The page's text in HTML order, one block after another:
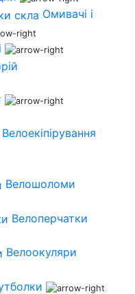
Омивачі і
Велоекіпірування
Велошоломи
Велоперчатки
Велоокуляри